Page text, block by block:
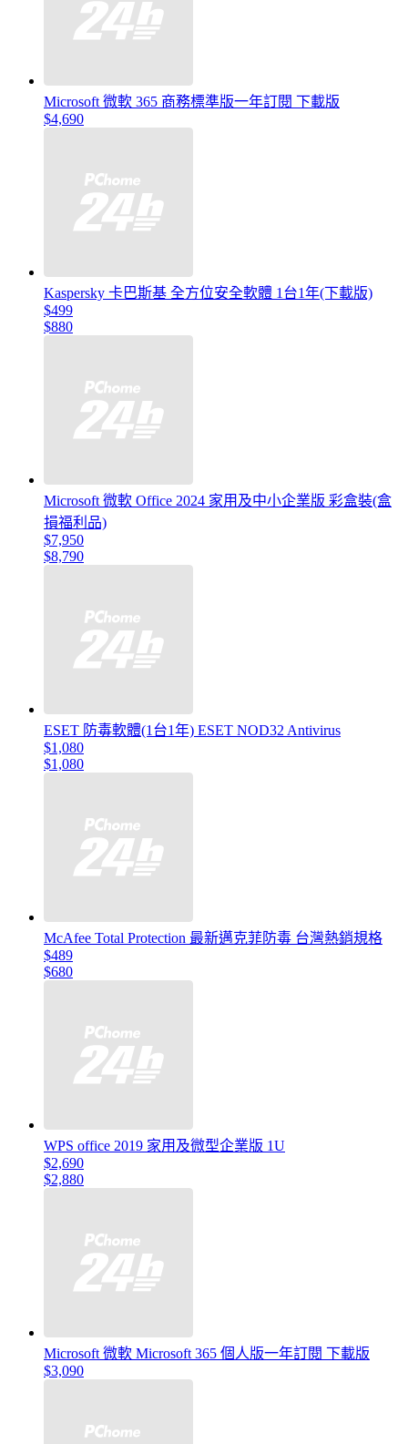
Microsoft 微軟 365 商務標準版一年訂閱 下載版
$4,690
Kaspersky 卡巴斯基 全方位安全軟體 1台1年(下載版)
$499
$880
Microsoft 微軟 Office 2024 家用及中小企業版 彩盒裝(盒
損福利品)
$7,950
$8,790
ESET 防毒軟體(1台1年) ESET NOD32 Antivirus
$1,080
$1,080
McAfee Total Protection 最新邁克菲防毒 台灣熱銷規格
$489
$680
WPS office 2019 家用及微型企業版 1U
$2,690
$2,880
Microsoft 微軟 Microsoft 365 個人版一年訂閱 下載版
$3,090